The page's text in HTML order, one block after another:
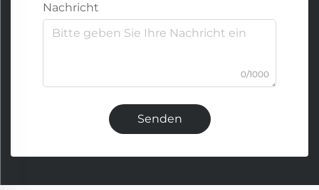
Nachricht
0/1000
Senden